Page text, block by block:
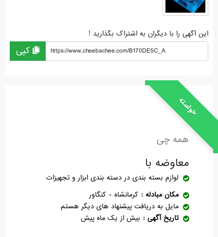
این آگهی را با دیگران به اشتراک بگذارید !
https://www.cheebachee.com/B170DE5C_A
خواسته
همه چی
معاوضه با
لوازم بسته بندی در دسته بندی ابزار و تجهیزات
مکان مبادله
کرمانشاه - کنگاور
مایل به دریافت پیشنهاد های دیگر هستم
تاریخ آگهی
بیش از یک ماه پیش